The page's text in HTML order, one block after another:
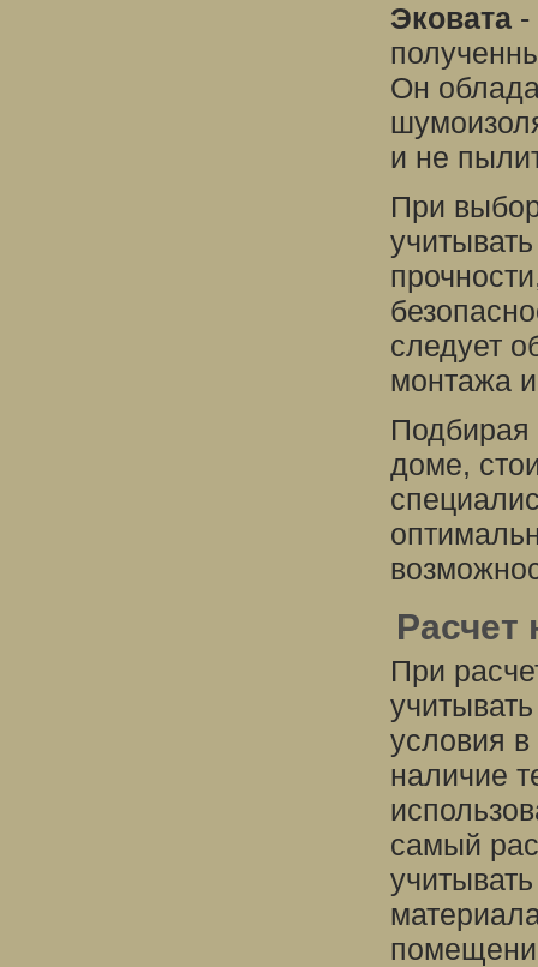
Эковата -
Он
и не
При
следует
монтажа
Подбирая
доме,
При
условия в
наличие
самый